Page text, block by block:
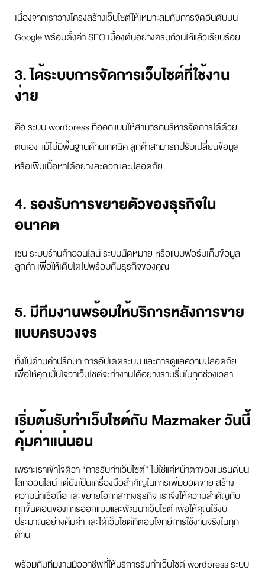
เนื่องจากเราวางโครงสร้างเว็บไซต์ให้เหมาะสมกับการจัดอันดับบน
Google พร้อมตั้งค่า SEO เบื้องต้นอย่างครบถ้วนให้แล้วเรียบร้อย
3. ได้ระบบการจัดการเว็บไซต์ที่ใช้งาน
ง่าย
คือ ระบบ wordpress ที่ออกแบบให้สามารถบริหารจัดการได้ด้วย
ตนเอง แม้ไม่มีพื้นฐานด้านเทคนิค ลูกค้าสามารถปรับเปลี่ยนข้อมูล
หรือเพิ่มเนื้อหาได้อย่างสะดวกและปลอดภัย
4. รองรับการขยายตัวของธุรกิจใน
อนาคต
เช่น ระบบร้านค้าออนไลน์ ระบบนัดหมาย หรือแบบฟอร์มเก็บข้อมูล
ลูกค้า เพื่อให้เติบโตไปพร้อมกับธุรกิจของคุณ
5. มีทีมงานพร้อมให้บริการหลังการขาย
แบบครบวงจร
ทั้งในด้านคำปรึกษา การอัปเดตระบบ และการดูแลความปลอดภัย
เพื่อให้คุณมั่นใจว่าเว็บไซต์จะทำงานได้อย่างราบรื่นในทุกช่วงเวลา
เริ่มต้นรับทำเว็บไซต์กับ Mazmaker วันนี้
คุ้มค่าแน่นอน
เพราะเราเข้าใจดีว่า “การรับทำเว็บไซต์” ไม่ใช่แค่หน้าตาของแบรนด์บน
โลกออนไลน์ แต่ยังเป็นเครื่องมือสำคัญในการเพิ่มยอดขาย สร้าง
ความน่าเชื่อถือ และขยายโอกาสทางธุรกิจ เราจึงให้ความสำคัญกับ
ทุกขั้นตอนของการออกแบบและพัฒนาเว็บไซต์ เพื่อให้คุณใช้งบ
ประมาณอย่างคุ้มค่า และได้เว็บไซต์ที่ตอบโจทย์การใช้งานจริงในทุก
ด้าน
พร้อมกับทีมงานมืออาชีพที่ให้บริการรับทำเว็บไซต์ wordpress ระบบ